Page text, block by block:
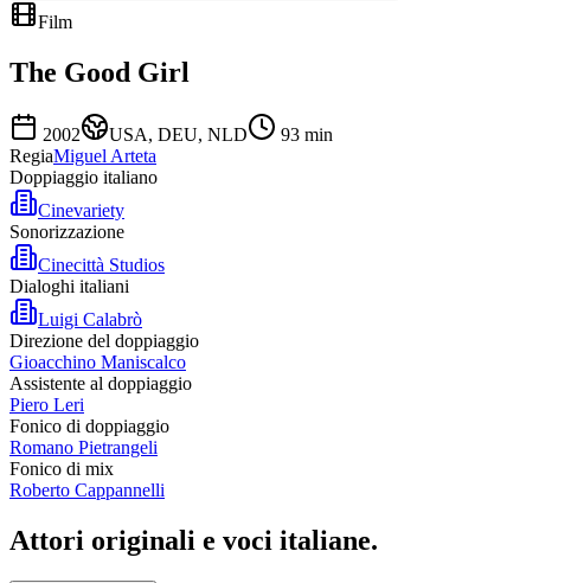
Film
The Good Girl
2002 USA, DEU, NLD 93 min
RegiaMiguel Arteta
Doppiaggio italiano
Cinevariety
Sonorizzazione
Cinecittà Studios
Dialoghi italiani
Luigi Calabrò
Direzione del doppiaggio
Gioacchino Maniscalco
Assistente al doppiaggio
Piero Leri
Fonico di doppiaggio
Romano Pietrangeli
Fonico di mix
Roberto Cappannelli
Attori originali e voci italiane.